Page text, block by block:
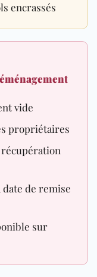
encrassés
vide
propriétaires
de remise
sur